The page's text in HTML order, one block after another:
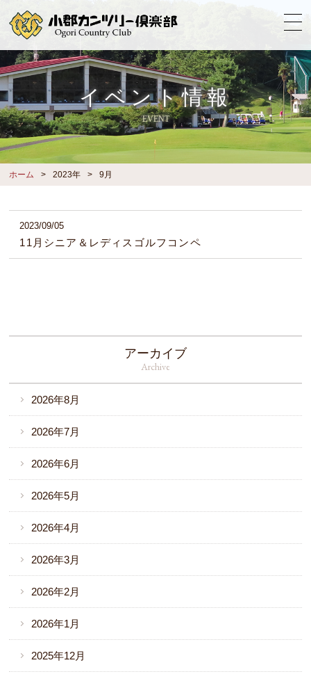
イベント情報
EVENT
ホーム 2023年 9月
2023/09/05
11月シニア＆レディスゴルフコンペ
アーカイブ
Archive
2026年8月
2026年7月
2026年6月
2026年5月
2026年4月
2026年3月
2026年2月
2026年1月
2025年12月